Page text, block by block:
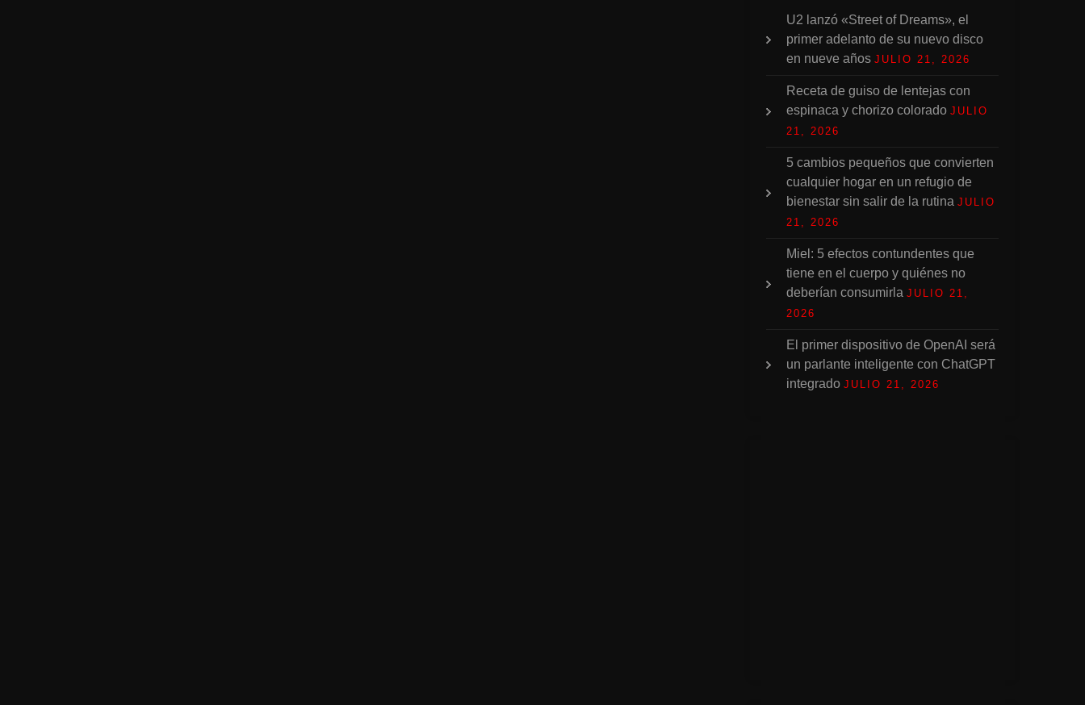
U2 lanzó «Street of Dreams», el
primer adelanto de su nuevo disco
en nueve años JULIO 21, 2026
Receta de guiso de lentejas con
espinaca y chorizo colorado JULIO
21, 2026
5 cambios pequeños que convierten
cualquier hogar en un refugio de
bienestar sin salir de la rutina JULIO
21, 2026
Miel: 5 efectos contundentes que
tiene en el cuerpo y quiénes no
deberían consumirla JULIO 21,
2026
El primer dispositivo de OpenAI será
un parlante inteligente con ChatGPT
integrado JULIO 21, 2026